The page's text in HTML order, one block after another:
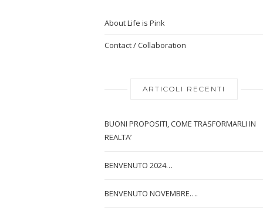
About Life is Pink
Contact / Collaboration
ARTICOLI RECENTI
BUONI PROPOSITI, COME TRASFORMARLI IN
REALTA’
BENVENUTO 2024…
BENVENUTO NOVEMBRE….